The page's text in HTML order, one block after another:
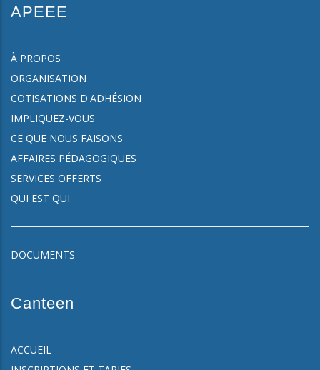
APEEE
À PROPOS
ORGANISATION
COTISATIONS D'ADHÉSION
IMPLIQUEZ-VOUS
CE QUE NOUS FAISONS
AFFAIRES PÉDAGOGIQUES
SERVICES OFFERTS
QUI EST QUI
DOCUMENTS
Canteen
ACCUEIL